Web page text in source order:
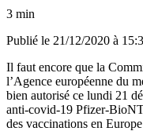
3 min
Publié le 21/12/2020 à
Il faut encore que la
l’Agence européenne du
bien autorisé ce lundi 21
anti-covid-19 Pfizer-
des vaccinations en